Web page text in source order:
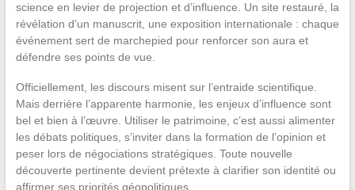
science en levier de projection et d’influence. Un site restauré, la
révélation d’un manuscrit, une exposition internationale : chaque
événement sert de marchepied pour renforcer son aura et
défendre ses points de vue.
Officiellement, les discours misent sur l’entraide scientifique.
Mais derrière l’apparente harmonie, les enjeux d’influence sont
bel et bien à l’œuvre. Utiliser le patrimoine, c’est aussi alimenter
les débats politiques, s’inviter dans la formation de l’opinion et
peser lors de négociations stratégiques. Toute nouvelle
découverte pertinente devient prétexte à clarifier son identité ou
affirmer ses priorités géopolitiques.